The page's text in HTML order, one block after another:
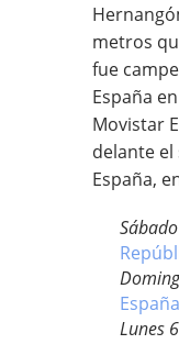
metros
fue
España
Movistar
delante
España,
España
Lunes